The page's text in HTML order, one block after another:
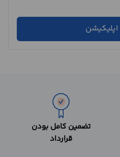
اپلیکیشن
تضمین کامل بودن
قرارداد